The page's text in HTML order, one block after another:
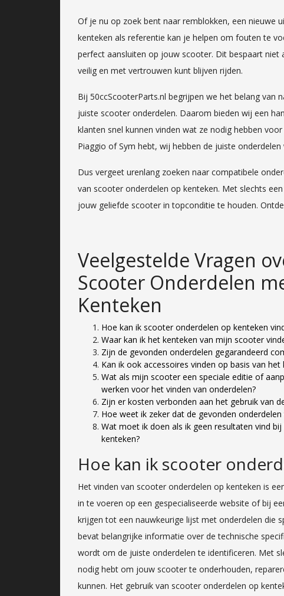
Of je nu op zoek bent naar remblokken, een nieuwe
kenteken als referentie kan je helpen om fouten te
perfect aansluiten op jouw scooter. Dit bespaart
veilig en met vertrouwen kunt blijven rijden.
Bij 50ccScooterParts.nl begrijpen we het belang van
juiste scooter onderdelen. Daarom bieden wij een
klanten snel kunnen vinden wat ze nodig hebben
Piaggio of Sym hebt, wij hebben de juiste
Dus vergeet urenlang zoeken naar compatibele
van scooter onderdelen op kenteken. Met slechts
jouw geliefde scooter in topconditie te houden.
Veelgestelde Vragen
Scooter Onderdelen
Kenteken
Hoe kan ik scooter onderdelen op kenteken
Waar kan ik het kenteken van mijn scooter
Zijn de gevonden onderdelen gegarandeerd
Kan ik ook accessoires vinden op basis van het
Wat als mijn scooter een speciale editie of
werken voor het vinden van onderdelen?
Zijn er kosten verbonden aan het gebruik van
Hoe weet ik zeker dat de gevonden
Wat moet ik doen als ik geen resultaten vind
kenteken?
Hoe kan ik scooter
Het vinden van scooter onderdelen op kenteken is
in te voeren op een gespecialiseerde website of bij
krijgen tot een nauwkeurige lijst met onderdelen die
bevat belangrijke informatie over de technische
wordt om de juiste onderdelen te identificeren. Met
nodig hebt om jouw scooter te onderhouden,
kunnen. Het gebruik van scooter onderdelen op